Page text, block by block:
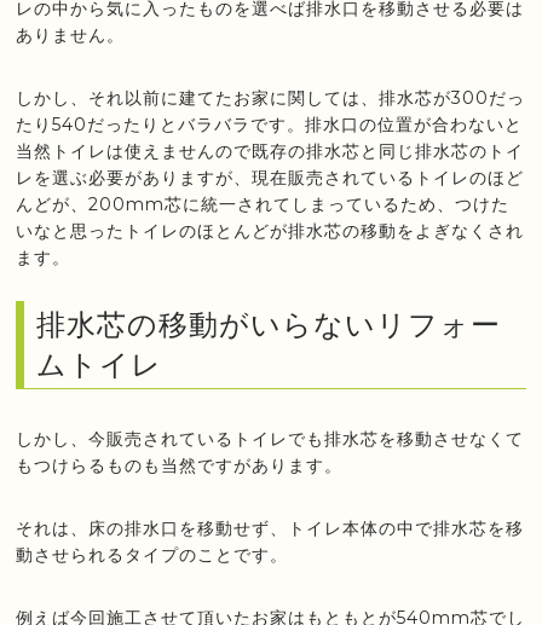
レの中から気に入ったものを選べば排水口を移動させる必要は
ありません。
しかし、それ以前に建てたお家に関しては、排水芯が300だっ
たり540だったりとバラバラです。排水口の位置が合わないと
当然トイレは使えませんので既存の排水芯と同じ排水芯のトイ
レを選ぶ必要がありますが、現在販売されているトイレのほど
んどが、200mm芯に統一されてしまっているため、つけた
いなと思ったトイレのほとんどが排水芯の移動をよぎなくされ
ます。
排水芯の移動がいらないリフォー
ムトイレ
しかし、今販売されているトイレでも排水芯を移動させなくて
もつけらるものも当然ですがあります。
それは、床の排水口を移動せず、トイレ本体の中で排水芯を移
動させられるタイプのことです。
例えば今回施工させて頂いたお家はもともとが540mm芯でし